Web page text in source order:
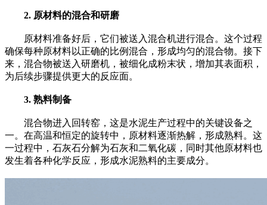
2. 原材料的混合和研磨
原材料准备好后，它们被送入混合机进行混合。这个过程
确保每种原材料以正确的比例混合，形成均匀的混合物。接下
来，混合物被送入研磨机，被细化成粉末状，增加其表面积，
为后续步骤提供更大的反应面。
3. 熟料制备
混合物进入回转窑，这是水泥生产过程中的关键设备之
一。在高温和恒定的旋转中，原材料逐渐热解，形成熟料。这
一过程中，石灰石分解为石灰和二氧化碳，同时其他原材料也
发生着各种化学反应，形成水泥熟料的主要成分。